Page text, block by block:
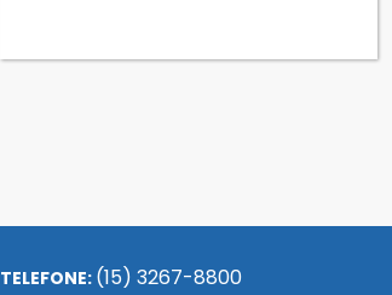
TELEFONE: (15) 3267-8800